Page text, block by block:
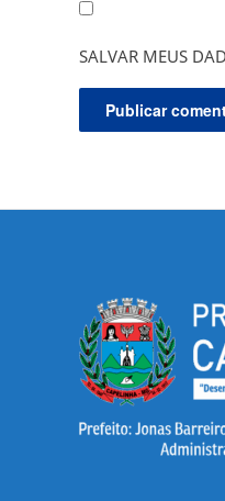
SALVAR MEUS